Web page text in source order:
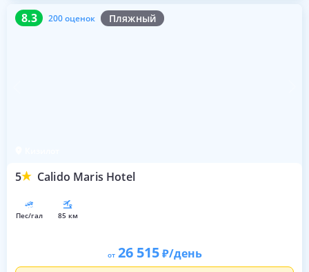
8.3 200 оценок Пляжный
5 Calido Maris Hotel
8.3 200 оценок
пес/гал 85 км
от 26 515 /день